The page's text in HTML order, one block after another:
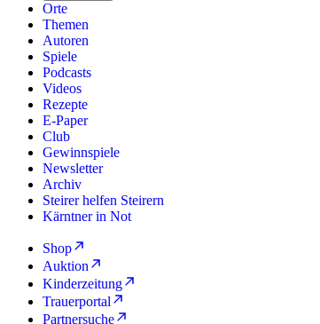
Orte
Themen
Autoren
Spiele
Podcasts
Videos
Rezepte
E-Paper
Club
Gewinnspiele
Newsletter
Archiv
Steirer helfen Steirern
Kärntner in Not
Shop
Auktion
Kinderzeitung
Trauerportal
Partnersuche